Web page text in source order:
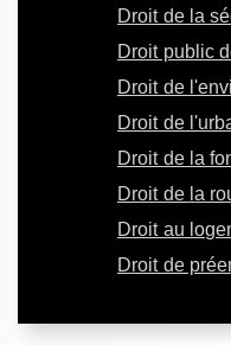
Droit de la
Droit public
Droit de
Droit de
Droit de la
Droit de la
Droit au
Droit de